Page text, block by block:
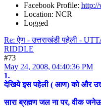
Facebook Profile: http://
Location: NCR
Logged
Re: ऐण - उत्तराखंडी पहेली -
RIDDLE
#73
May 24, 2008, 04:40:36 PM
1.
देखिये इस पहेली ( आण) को और
सारा ब्रह्मण जल ना पर, वीक